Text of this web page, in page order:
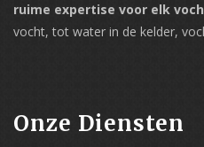
ruime expertise voor elk
vocht, tot water in de kelder,
Onze Diensten